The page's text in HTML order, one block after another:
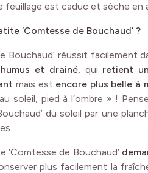
feuillage est caduc et sèche en
‘Comtesse de Bouchaud’ ?
Bouchaud’ réussit facilement
et drainé, qui retient
mais est encore plus belle à
soleil, pied à l’ombre » !
du soleil par une
‘Comtesse de Bouchaud’
plus facilement la